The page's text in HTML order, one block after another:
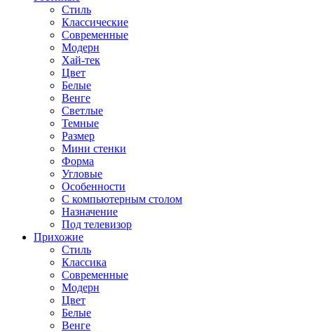
Стиль
Классические
Современные
Модерн
Хай-тек
Цвет
Белые
Венге
Светлые
Темные
Размер
Мини стенки
Форма
Угловые
Особенности
С компьютерным столом
Назначение
Под телевизор
Прихожие
Стиль
Классика
Современные
Модерн
Цвет
Белые
Венге